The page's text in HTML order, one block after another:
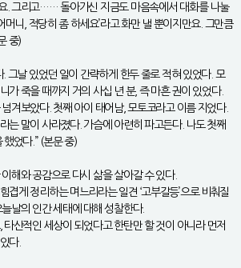
. 그리고…… 돌아가신 지금도 마음속에서 대화를 나눌
머니, 적당히 좀 하세요’라고 화만 낼 뿐이지만요. 그만큼
중)
그날 있었던 일이 간략하게 한두 줄로 적혀 있었다. 모
가 죽을 때까지 거의 사십 년 분, 즉 마흔 권이 있었다.
겨보았다. 첫째 아이 태어남, 모토코라고 이름 지었다.
는 말이 사라졌다. 가슴에 아련히 파고든다. 나도 첫째
었다.” (본문 중)
해와 공감으로 다시 삶을 살아갈 수 있다.
겹게 정리하는 며느리라는 일견 ‘고부갈등’으로 비춰질
날의 인간 세태에 대해 성찰한다.
산적인 세상이 되었다고 한탄만 할 것이 아니라 먼저
다.